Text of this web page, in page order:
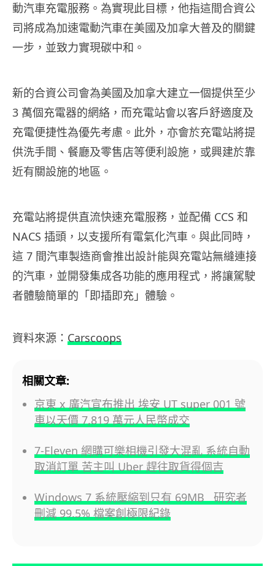
動汽車充電服務。為實現此目標，他指這間合資公
司將成為加速電動汽車在美國及加拿大普及的關鍵
一步，並致力實現碳中和。
新的合資公司會為美國及加拿大建立一個提供至少
3 萬個充電器的網絡，而充電站會以客戶舒適度及
充電便捷性為優先考慮。此外，亦會於充電站將提
供洗手間、餐廳及零售店等便利設施，或興建於靠
近有關設施的地區。
充電站將提供直流快速充電服務，並配備 CCS 和
NACS 插頭，以支援所有電氣化汽車。與此同時，
這 7 間汽車製造商會推出設計能與充電站無縫連接
的汽車，並開發集成各功能的應用程式，將讓駕駛
者體驗簡單的「即插即充」體驗。
資料來源： Carscoops
相關文章:
京東 x 廣汽宣布推出 埃安 UT super 001 號
車以天價 7,819 萬元人民幣成交
7-Eleven 網購可樂相機引發大混亂 系統自動
取消訂單 苦主叫 Uber 趕往取貨得個吉
Windows 7 系統壓縮到只有 69MB 研究者
刪減 99.5% 檔案創極限紀錄